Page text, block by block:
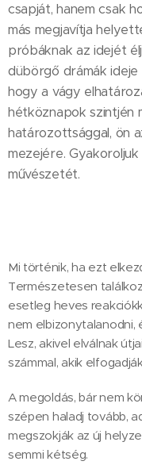
csapját, hanem csak
más megjavítja
próbáknak az idejét
dübörgő drámák
hogy a vágy
hétköznapok szintjén
határozottsággal, ön
mezejére.
művészetét.
Mi történik, ha ezt
Természetesen
esetleg heves
nem elbizonytalanodni,
Lesz, akivel elválnak
számmal, akik
A megoldás, bár nem
szépen haladj tovább,
megszokják az új
semmi kétség.